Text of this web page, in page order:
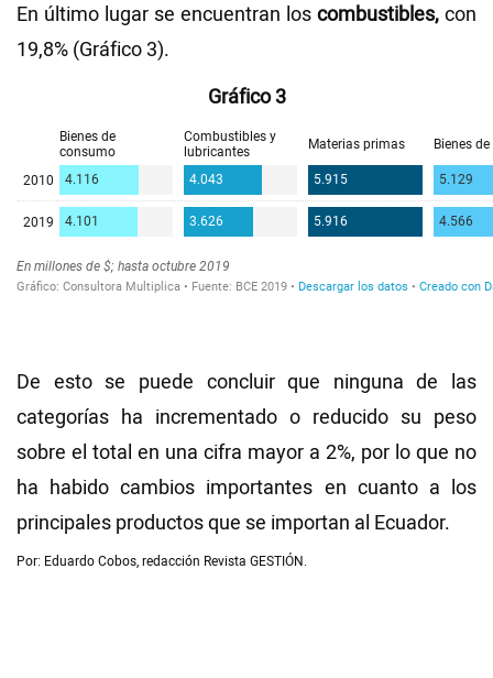
En último lugar se encuentran los combustibles, con
19,8% (Gráfico 3).
Gráfico 3
De esto se puede concluir que ninguna de las
categorías ha incrementado o reducido su peso
sobre el total en una cifra mayor a 2%, por lo que no
ha habido cambios importantes en cuanto a los
principales productos que se importan al Ecuador.
Por: Eduardo Cobos, redacción Revista GESTIÓN.